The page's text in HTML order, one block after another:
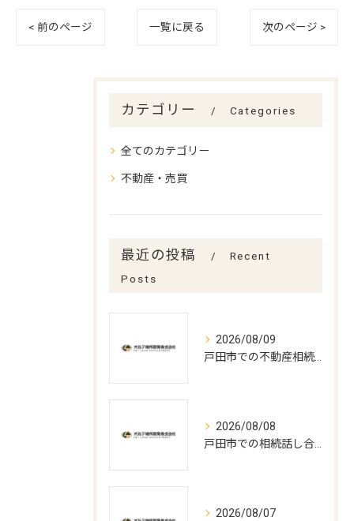
< 前のページ 一覧に戻る 次のページ >
カテゴリー Categories
全てのカテゴリー
不動産・売買
最近の投稿
Recent
Posts
2026/08/09
2026/08/08
2026/08/07